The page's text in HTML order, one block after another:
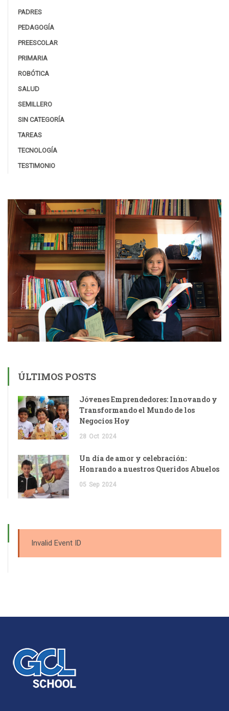
PADRES
PEDAGOGÍA
PREESCOLAR
PRIMARIA
ROBÓTICA
SALUD
SEMILLERO
SIN CATEGORÍA
TAREAS
TECNOLOGÍA
TESTIMONIO
ÚLTIMOS POSTS
Jóvenes Emprendedores: Innovando y
Transformando el Mundo de los
Negocios Hoy
28 Oct 2024
Un día de amor y celebración:
Honrando a nuestros Queridos Abuelos
05 Sep 2024
Invalid Event ID